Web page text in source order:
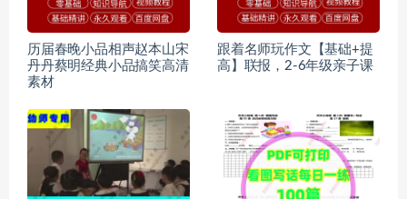
历届春晚小品相声赵本山宋
丹丹蔡明经典小品搞笑高清
素材
跟着名师玩作文【基础+提
高】联报，2-6年级亲子课